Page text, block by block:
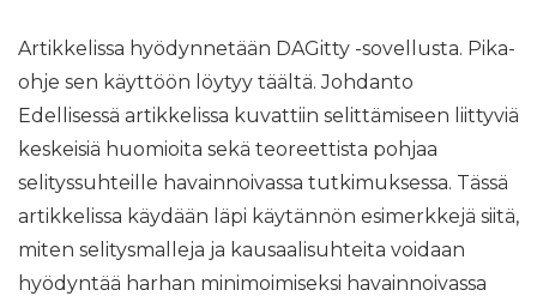
Artikkelissa hyödynnetään DAGitty -sovellusta. Pika-
ohje sen käyttöön löytyy täältä. Johdanto
Edellisessä artikkelissa kuvattiin selittämiseen liittyviä
keskeisiä huomioita sekä teoreettista pohjaa
selityssuhteille havainnoivassa tutkimuksessa. Tässä
artikkelissa käydään läpi käytännön esimerkkejä siitä,
miten selitysmalleja ja kausaalisuhteita voidaan
hyödyntää harhan minimoimiseksi havainnoivassa